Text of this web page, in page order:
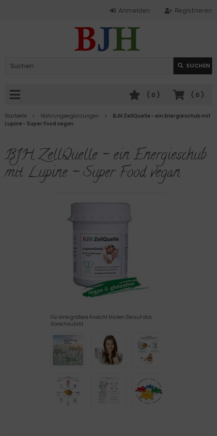
Registrieren
Anmelden
SUCHEN
( 0 )
( 0 )
Startseite Nahrungsergänzungen
BJH ZellQuelle - ein Energieschub mit
Lupine - Super Food vegan
BJH ZellQuelle - ein Energieschub
mit Lupine - Super Food vegan
Für eine größere Ansicht klicken Sie auf das
Vorschaubild